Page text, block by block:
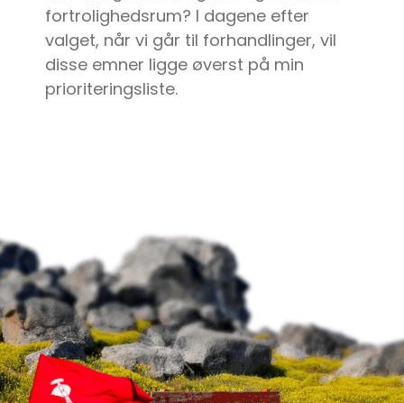
fortrolighedsrum? I dagene efter
valget, når vi går til forhandlinger, vil
disse emner ligge øverst på min
prioriteringsliste.